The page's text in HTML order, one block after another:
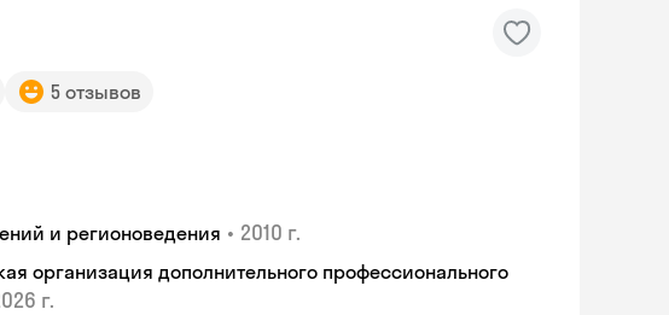
5 отзывов
и регионоведения • 2010 г.
организация дополнительного профессионального
г.